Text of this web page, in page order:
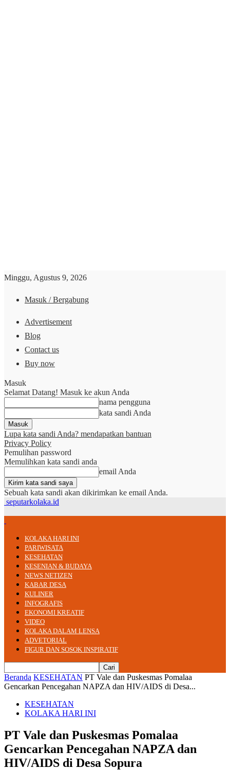
Minggu, Agustus 9, 2026
Masuk / Bergabung
Advertisement
Blog
Contact us
Buy now
Masuk
Selamat Datang! Masuk ke akun Anda
nama pengguna
kata sandi Anda
Lupa kata sandi Anda? mendapatkan bantuan
Privacy Policy
Pemulihan password
Memulihkan kata sandi anda
email Anda
Sebuah kata sandi akan dikirimkan ke email Anda.
seputarkolaka.id
KOLAKA HARI INI
PARIWISATA
KESEHATAN
KESENIAN & BUDAYA
NEWS NETIZEN
KABAR DESA
KULINER
INFOGRAFIS
EKONOMI KREATIF
VIDEO
KOLAKA DALAM LENSA
ADVETORIAL
FIGUR DAN SOSOK INSPIRATIF
Beranda KESEHATAN PT Vale dan Puskesmas Pomalaa
Gencarkan Pencegahan NAPZA dan HIV/AIDS di Desa...
KESEHATAN
KOLAKA HARI INI
PT Vale dan Puskesmas Pomalaa
Gencarkan Pencegahan NAPZA dan
HIV/AIDS di Desa Sopura